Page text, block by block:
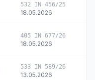
532 IN 456/25
18.05.2026
405 IN 677/26
18.05.2026
533 IN 589/26
13.05.2026